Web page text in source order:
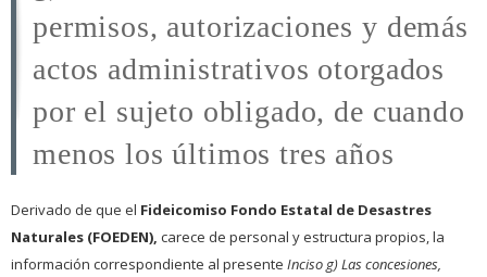
permisos, autorizaciones y demás
actos administrativos otorgados
por el sujeto obligado, de cuando
menos los últimos tres años
Derivado de que el Fideicomiso Fondo Estatal de Desastres
Naturales (FOEDEN), carece de personal y estructura propios, la
información correspondiente al presente Incisog) Las concesiones,